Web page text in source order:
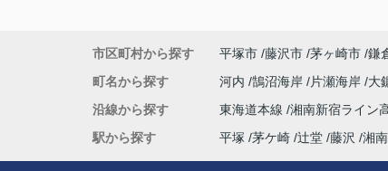
市区町村から探す 平塚市 藤沢市 茅ヶ崎市 鎌
町名から探す
河内 鵠沼海岸 片瀬海岸 大
沿線から探す
東海道本線 湘南新宿ライン
駅から探す
平塚 茅ケ崎 辻堂 藤沢 湘